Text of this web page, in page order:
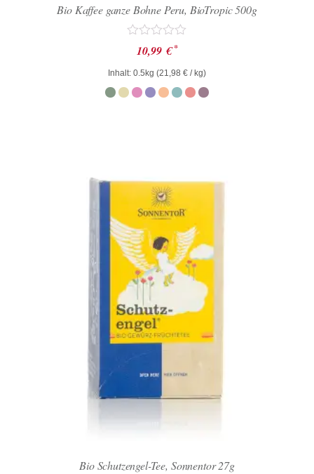
Bio Kaffee ganze Bohne Peru, BioTropic 500g
Bewertet
mit
0
von
5
10,99 € *
Inhalt: 0.5kg (21,98 € / kg)
Bio Schutzengel-Tee, Sonnentor 27g